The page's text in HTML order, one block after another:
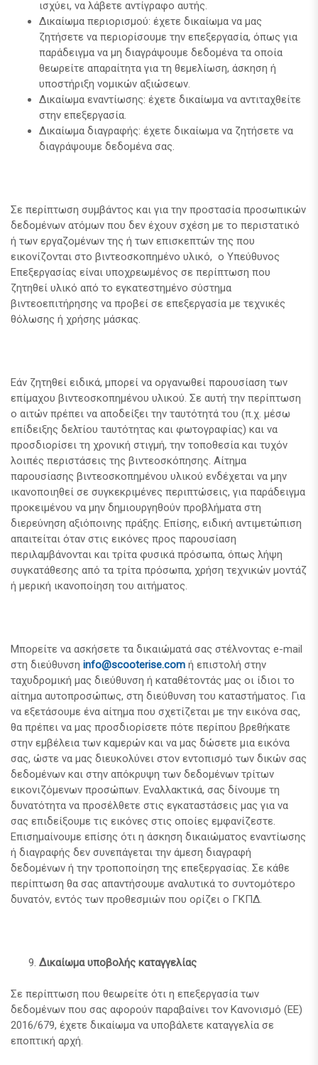
ισχύει, να λάβετε αντίγραφο αυτής.
Δικαίωμα περιορισμού: έχετε δικαίωμα να μας
ζητήσετε να περιορίσουμε την επεξεργασία, όπως για
παράδειγμα να μη διαγράψουμε δεδομένα τα οποία
θεωρείτε απαραίτητα για τη θεμελίωση, άσκηση ή
υποστήριξη νομικών αξιώσεων.
Δικαίωμα εναντίωσης: έχετε δικαίωμα να αντιταχθείτε
στην επεξεργασία.
Δικαίωμα διαγραφής: έχετε δικαίωμα να ζητήσετε να
διαγράψουμε δεδομένα σας.
Σε περίπτωση συμβάντος και για την προστασία προσωπικών
δεδομένων ατόμων που δεν έχουν σχέση με το περιστατικό
ή των εργαζομένων της ή των επισκεπτών της που
εικονίζονται στο βιντεοσκοπημένο υλικό, ο Υπεύθυνος
Επεξεργασίας είναι υποχρεωμένος σε περίπτωση που
ζητηθεί υλικό από το εγκατεστημένο σύστημα
βιντεοεπιτήρησης να προβεί σε επεξεργασία με τεχνικές
θόλωσης ή χρήσης μάσκας.
Εάν ζητηθεί ειδικά, μπορεί να οργανωθεί παρουσίαση των
επίμαχου βιντεοσκοπημένου υλικού. Σε αυτή την περίπτωση
ο αιτών πρέπει να αποδείξει την ταυτότητά του (π.χ. μέσω
επίδειξης δελτίου ταυτότητας και φωτογραφίας) και να
προσδιορίσει τη χρονική στιγμή, την τοποθεσία και τυχόν
λοιπές περιστάσεις της βιντεοσκόπησης. Αίτημα
παρουσίασης βιντεοσκοπημένου υλικού ενδέχεται να μην
ικανοποιηθεί σε συγκεκριμένες περιπτώσεις, για παράδειγμα
προκειμένου να μην δημιουργηθούν προβλήματα στη
διερεύνηση αξιόποινης πράξης. Επίσης, ειδική αντιμετώπιση
απαιτείται όταν στις εικόνες προς παρουσίαση
περιλαμβάνονται και τρίτα φυσικά πρόσωπα, όπως λήψη
συγκατάθεσης από τα τρίτα πρόσωπα, χρήση τεχνικών μοντάζ
ή μερική ικανοποίηση του αιτήματος.
Μπορείτε να ασκήσετε τα δικαιώματά σας στέλνοντας e-mail
στη διεύθυνση info@scooterise.com ή επιστολή στην
ταχυδρομική μας διεύθυνση ή καταθέτοντάς μας οι ίδιοι το
αίτημα αυτοπροσώπως, στη διεύθυνση του καταστήματος. Για
να εξετάσουμε ένα αίτημα που σχετίζεται με την εικόνα σας,
θα πρέπει να μας προσδιορίσετε πότε περίπου βρεθήκατε
στην εμβέλεια των καμερών και να μας δώσετε μια εικόνα
σας, ώστε να μας διευκολύνει στον εντοπισμό των δικών σας
δεδομένων και στην απόκρυψη των δεδομένων τρίτων
εικονιζόμενων προσώπων. Εναλλακτικά, σας δίνουμε τη
δυνατότητα να προσέλθετε στις εγκαταστάσεις μας για να
σας επιδείξουμε τις εικόνες στις οποίες εμφανίζεστε.
Επισημαίνουμε επίσης ότι η άσκηση δικαιώματος εναντίωσης
ή διαγραφής δεν συνεπάγεται την άμεση διαγραφή
δεδομένων ή την τροποποίηση της επεξεργασίας. Σε κάθε
περίπτωση θα σας απαντήσουμε αναλυτικά το συντομότερο
δυνατόν, εντός των προθεσμιών που ορίζει ο ΓΚΠΔ.
Δικαίωμα υποβολής καταγγελίας
Σε περίπτωση που θεωρείτε ότι η επεξεργασία των
δεδομένων που σας αφορούν παραβαίνει τον Κανονισμό (ΕΕ)
2016/679, έχετε δικαίωμα να υποβάλετε καταγγελία σε
εποπτική αρχή.